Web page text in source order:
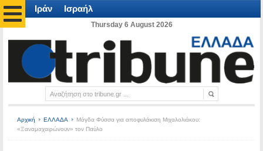
Ιράν Ισραήλ
Thursday 6 August 2026
Αρχική ΕΛΛΑΔΑ
Μάγδα Φύσσα για αποφυλάκιση Μιχαλολιάκου:
«Ξαναμαχαιρώνουν» τον Παύλο